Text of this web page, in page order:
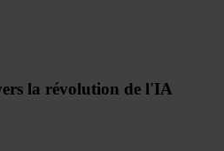
la révolution de l'IA